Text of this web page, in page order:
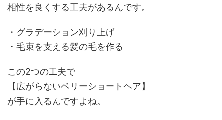
相性を良くする工夫があるんです。
・ グラデーション刈り上げ
・ 毛束を支える髪の毛を作る
この2つの工夫で
【 広がらないベリーショートヘア】
が手に入るんですよね。